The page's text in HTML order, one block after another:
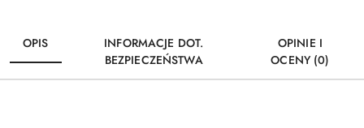
OPIS
INFORMACJE DOT.
BEZPIECZEŃSTWA
OPINIE I
OCENY (0)